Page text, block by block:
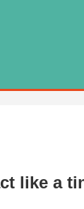
like a